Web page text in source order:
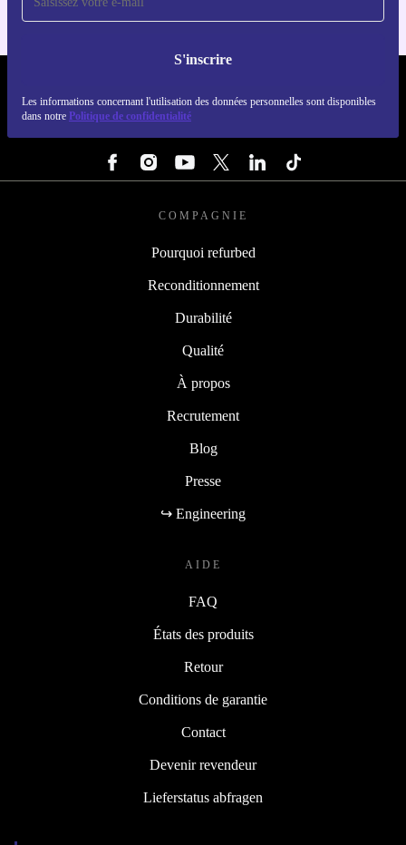
S'inscrire
Les informations concernant l'utilisation des données personnelles sont disponibles
dans notre Politique de confidentialité
COMPAGNIE
Pourquoi refurbed
Reconditionnement
Durabilité
Qualité
À propos
Recrutement
Blog
Presse
↪ Engineering
AIDE
FAQ
États des produits
Retour
Conditions de garantie
Contact
Devenir revendeur
Lieferstatus abfragen